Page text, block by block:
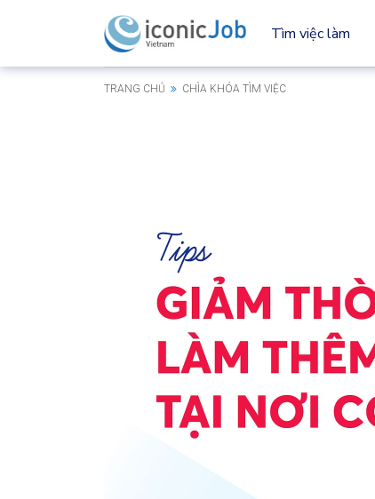
Tìm việc làm
TRANG CHỦ CHÌA KHÓA TÌM VIỆC